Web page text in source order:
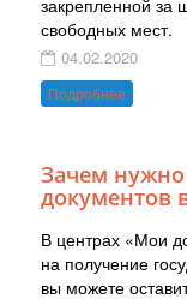
свободных мест.
04.02.2020
Подробнее
Зачем нужно
документов
В центрах «Мои
на получение
вы можете